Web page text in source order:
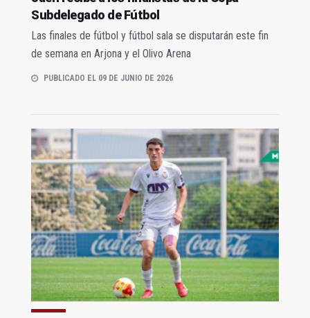
Subdelegado de Fútbol
Las finales de fútbol y fútbol sala se disputarán este fin
de semana en Arjona y el Olivo Arena
PUBLICADO EL 09 DE JUNIO DE 2026